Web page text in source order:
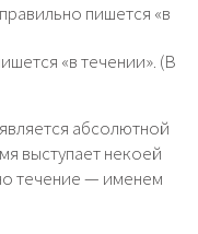
пишется «в
«в течении». (В
абсолютной
выступает некоей
течение — именем